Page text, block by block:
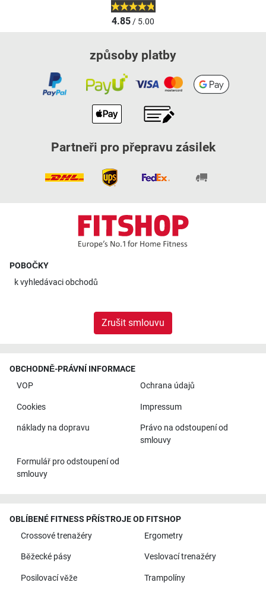
4.85/ 5.00
způsoby platby
Partneři pro přepravu zásilek
POBOČKY
kvyhledávaci obchodů
Zrušit smlouvu
OBCHODNĚ-PRÁVNÍ INFORMACE
VOP
Ochrana údajů
Cookies Impressum
náklady na dopravu
Právo na odstoupení od
smlouvy
Formulář pro odstoupení od
smlouvy
OBLÍBENÉ FITNESS PŘÍSTROJE OD FITSHOP
Crossové trenažéry
Ergometry
Běžecké pásy Veslovací trenažéry
Posilovací věže Trampolíny